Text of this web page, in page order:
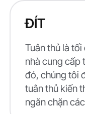
ĐÍT
Tuân thủ là
nhà cung cấp
đó, chúng tôi
tuân thủ kiến
ngăn chặn